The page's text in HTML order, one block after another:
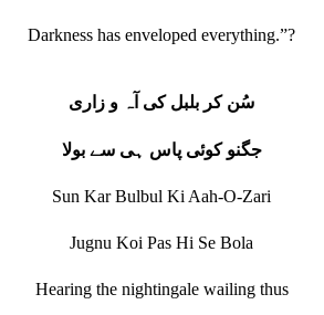
Darkness has enveloped everything.”?
سُن کر بلبل کی آہ و زاری
جگنو کوئی پاس ہی سے بولا
Sun Kar Bulbul Ki Aah-O-Zari
Jugnu Koi Pas Hi Se Bola
Hearing the nightingale wailing thus